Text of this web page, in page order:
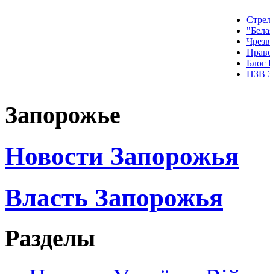
Блог
ПЗВ
Запорожье
Новости Запорожья
Власть Запорожья
Разделы